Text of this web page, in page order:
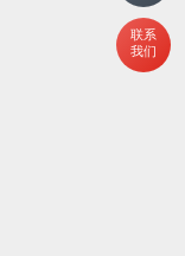
联系
我们